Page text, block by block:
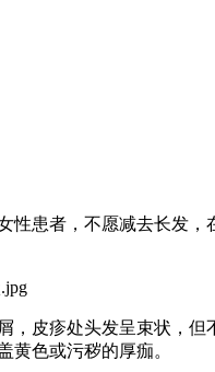
患者，不愿减去长发，
皮疹处头发呈束状，
黄色或污秽的厚痂。